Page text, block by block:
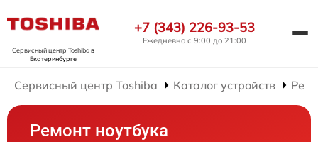
Сервисный центр Toshibaв
Екатеринбурге
+7 (343) 226-93-53
Ежедневно с 9:00 до 21:00
Сервисный центр Toshiba Каталог устройств
Ремонт ноутбука